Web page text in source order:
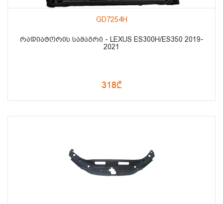
GD7254H
ᲠᲐᲓᲘᲐᲢᲝᲠᲘᲡ ᲡᲐᲛᲐᲒᲠᲘ - LEXUS ES300H/ES350 2019-
2021
318₾